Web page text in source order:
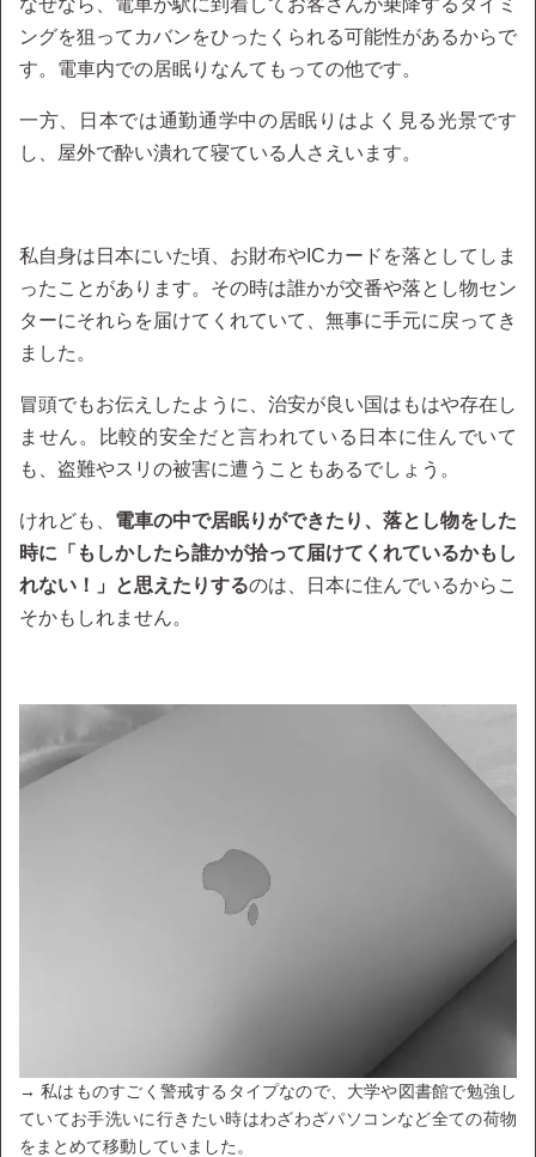
ングを狙ってカバンをひったくられる可能性があるからで
す。電車内での居眠りなんてもっての他です。
一方、日本では通勤通学中の居眠りはよく見る光景です
し、屋外で酔い潰れて寝ている人さえいます。
私自身は日本にいた頃、お財布やICカードを落としてしま
ったことがあります。その時は誰かが交番や落とし物セン
ターにそれらを届けてくれていて、無事に手元に戻ってき
ました。
冒頭でもお伝えしたように、治安が良い国はもはや存在し
ません。比較的安全だと言われている日本に住んでいて
も、盗難やスリの被害に遭うこともあるでしょう。
けれども、 電車の中で居眠りができたり、落とし物をした
時に「もしかしたら誰かが拾って届けてくれているかもし
れない！」と思えたりするのは、日本に住んでいるからこ
そかもしれません。
→ 私はものすごく警戒するタイプなので、大学や図書館で勉強し
ていてお手洗いに行きたい時はわざわざパソコンなど全ての荷物
をまとめて移動していました。